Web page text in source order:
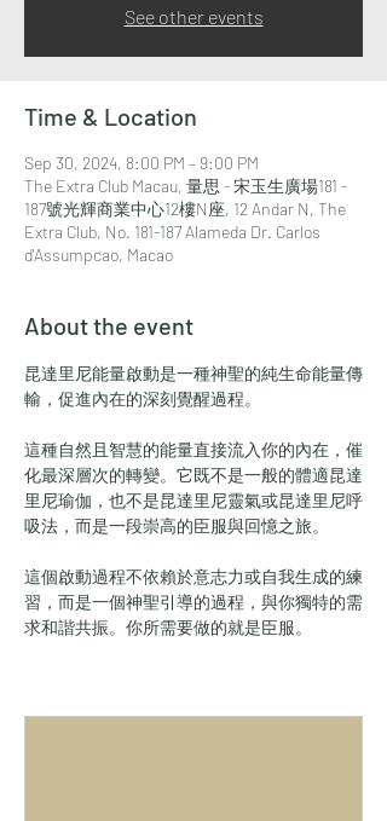
See other events
Time & Location
Sep 30, 2024, 8:00 PM – 9:00 PM
The Extra Club Macau, 量思 - 宋玉生廣場181 -
187號光輝商業中心12樓N座, 12 Andar N, The
Extra Club, No. 181-187 Alameda Dr. Carlos
d'Assumpcao, Macao
About the event
昆達里尼能量啟動是一種神聖的純生命能量傳
輸，促進內在的深刻覺醒過程。
這種自然且智慧的能量直接流入你的內在，催
化最深層次的轉變。它既不是一般的體適昆達
里尼瑜伽，也不是昆達里尼靈氣或昆達里尼呼
吸法，而是一段崇高的臣服與回憶之旅。
這個啟動過程不依賴於意志力或自我生成的練
習，而是一個神聖引導的過程，與你獨特的需
求和諧共振。你所需要做的就是臣服。